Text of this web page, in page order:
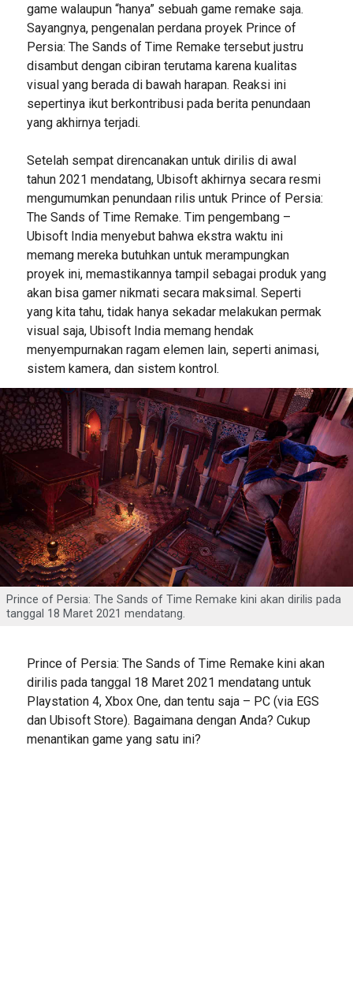
game walaupun “hanya” sebuah game remake saja.
Sayangnya, pengenalan perdana proyek Prince of
Persia: The Sands of Time Remake tersebut justru
disambut dengan cibiran terutama karena kualitas
visual yang berada di bawah harapan. Reaksi ini
sepertinya ikut berkontribusi pada berita penundaan
yang akhirnya terjadi.
Setelah sempat direncanakan untuk dirilis di awal
tahun 2021 mendatang, Ubisoft akhirnya secara resmi
mengumumkan penundaan rilis untuk Prince of Persia:
The Sands of Time Remake. Tim pengembang –
Ubisoft India menyebut bahwa ekstra waktu ini
memang mereka butuhkan untuk merampungkan
proyek ini, memastikannya tampil sebagai produk yang
akan bisa gamer nikmati secara maksimal. Seperti
yang kita tahu, tidak hanya sekadar melakukan permak
visual saja, Ubisoft India memang hendak
menyempurnakan ragam elemen lain, seperti animasi,
sistem kamera, dan sistem kontrol.
Prince of Persia: The Sands of Time Remake kini akan dirilis pada
tanggal 18 Maret 2021 mendatang.
Prince of Persia: The Sands of Time Remake kini akan
dirilis pada tanggal 18 Maret 2021 mendatang untuk
Playstation 4, Xbox One, dan tentu saja – PC (via EGS
dan Ubisoft Store). Bagaimana dengan Anda? Cukup
menantikan game yang satu ini?